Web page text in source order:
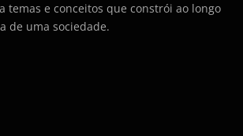
temas e conceitos que constrói ao longo
de uma sociedade.